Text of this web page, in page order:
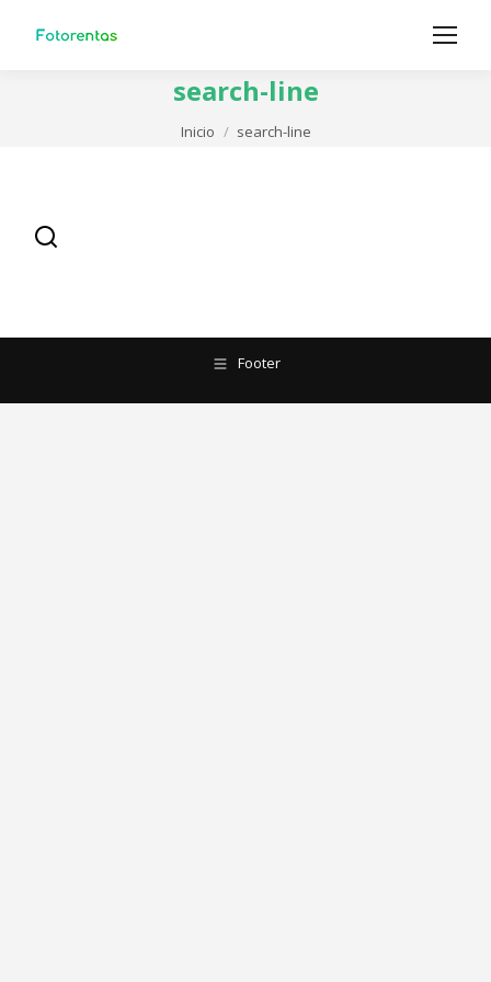
search-line
Estás aquí:
Inicio search-line
Footer